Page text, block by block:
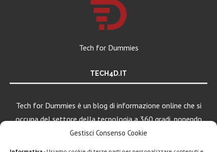
Gestisci Consenso Cookie
Tech for Dummies
TECH4D.IT
Tech for Dummies è un blog di informazione online che si
occupa del settore della tecnologia a 360 gradi, ponendo
una particolare attenzione al mondo Android, Apple e